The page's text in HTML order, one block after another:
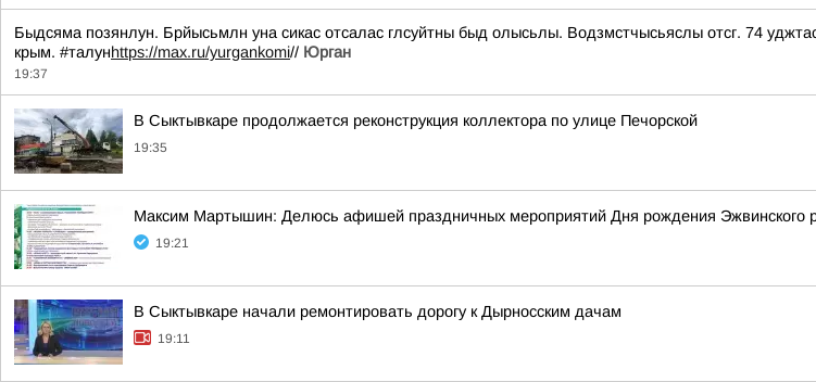
Быдсяма позянлун. Брйысьмлн уна сикас отсалас глсуйтны быд олысьлы. Водзмстчысьяслы отсг. 74
крым. #талунhttps://max.ru/yurgankomi// Юрган
19:37
В Сыктывкаре продолжается реконструкция коллектора по улице Печорской
19:35
Максим Мартышин: Делюсь афишей праздничных мероприятий Дня рождения Эжвинского
19:21
В Сыктывкаре начали ремонтировать дорогу к Дырносским дачам
19:11